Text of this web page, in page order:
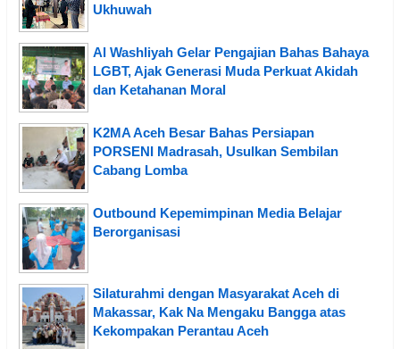
Ukhuwah
Al Washliyah Gelar Pengajian Bahas Bahaya
LGBT, Ajak Generasi Muda Perkuat Akidah
dan Ketahanan Moral
K2MA Aceh Besar Bahas Persiapan
PORSENI Madrasah, Usulkan Sembilan
Cabang Lomba
Outbound Kepemimpinan Media Belajar
Berorganisasi
Silaturahmi dengan Masyarakat Aceh di
Makassar, Kak Na Mengaku Bangga atas
Kekompakan Perantau Aceh